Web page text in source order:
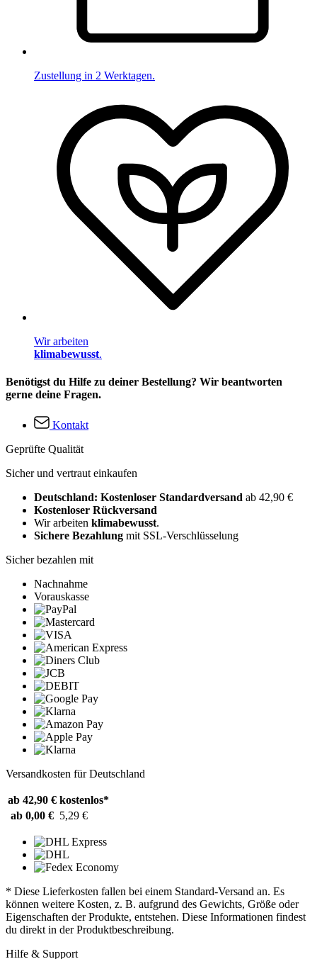
Zustellung in 2 Werktagen.
Wir arbeiten
klimabewusst.
Benötigst du Hilfe zu deiner Bestellung? Wir beantworten
gerne deine Fragen.
Kontakt
Geprüfte Qualität
Sicher und vertraut einkaufen
Deutschland: Kostenloser Standardversand ab 42,90 €
Kostenloser Rückversand
Wir arbeiten klimabewusst.
Sichere Bezahlung mit SSL-Verschlüsselung
Sicher bezahlen mit
Nachnahme
Vorauskasse
Versandkosten für Deutschland
ab 42,90 € kostenlos*
ab 0,00 € 5,29 €
* Diese Lieferkosten fallen bei einem Standard-Versand an. Es
können weitere Kosten, z. B. aufgrund des Gewichts, Größe oder
Eigenschaften der Produkte, entstehen. Diese Informationen findest
du direkt in der Produktbeschreibung.
Hilfe & Support